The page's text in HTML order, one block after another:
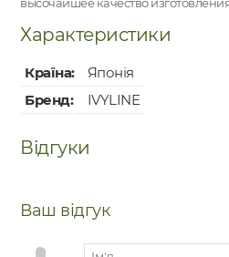
Характеристики
Країна:
Японія
Бренд:
IVYLINE
Відгуки
Ваш відгук